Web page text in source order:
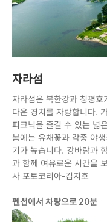
자라섬
자라섬은 북한강과 청평
다운 경치를 자랑합니다.
피크닉을 즐길 수 있는 넓
봄에는 유채꽃과 각종 야
기가 높습니다. 강바람과
과 함께 여유로운 시간을
사 포토코리아-김지호
펜션에서 차량으로 20분